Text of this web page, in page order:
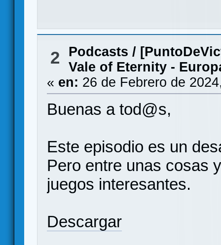
2 Podcasts /
Vale of Eternity -
« en: 26 de Febrero de
Buenas a tod@s,
Este episodio es un
Pero entre unas cosas
juegos interesantes.
Descargar